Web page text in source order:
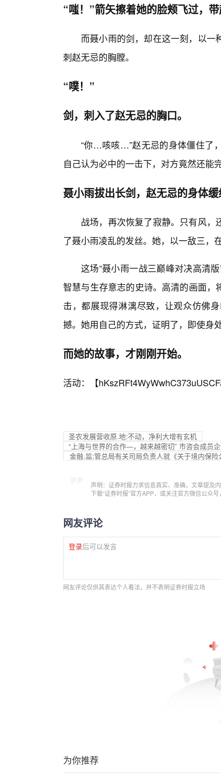
“嗤！”箭矢擦着她的脸颊飞过，
而聂小雨的剑，却在这一刻，以
刺赵无忌的胸膛。
“噗！”
剑，刺入了赵无忌的胸口。
“你…咳咳…”赵无忌的身体僵住了
自己认为必中的一击下，对方竟然还能
聂小雨拔出长剑，赵无忌的身体
战场，再次恢复了寂静。只有风
了聂小雨凌乱的发丝。她，以一敌三，
这场“聂小雨一战三巅峰对决高清
智慧与生存意志的史诗。高清的画面
击，都展现得淋漓尽致，让观众仿佛
撼。她用自己的方式，证明了，即使身
而她的故事，才刚刚开始。
活动：【
圣农发展营收原.地:不动，净利大增有玄机
“上海与世界的合作—，越来越密切” 市咨会成员
金融.监;管总局有关司局负责人就《关于境内保
声明：证券时报力求信息真实、准确，文章提及
下载“证券时报”官方APP，或关注官方微信公众
网友评论
登录后可以发言
网友评论仅供其表达个人看法，并不表明证券时报立场
为你推荐